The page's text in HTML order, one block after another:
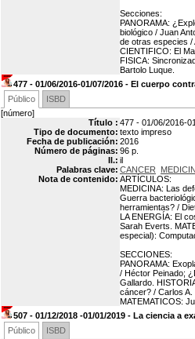
Secciones:
PANORAMA:
biológico / Juan
de otras especies /
CIENTIFICO: El
FISICA:
Bartolo Luque.
477 - 01/06/2016-01/07/2016 - El cuerpo
Público
ISBD
[número]
Título : 477 - 01/06/2016-
Tipo de documento: texto impreso
Fecha de publicación: 2016
Número de páginas: 96 p.
Il.: il
Palabras clave: CANCER
Nota de contenido: ARTÍCULOS:
MEDICINA: Las
Guerra
herramientas? /
LA ENERGÍA: El
Sarah Everts.
especial):
SECCIONES:
PANORAMA:
/ Héctor Peinado;
Gallardo.
cáncer? / Carlos
MATEMATICOS:
507 - 01/12/2018 -01/01/2019 - La ciencia a
Público
ISBD